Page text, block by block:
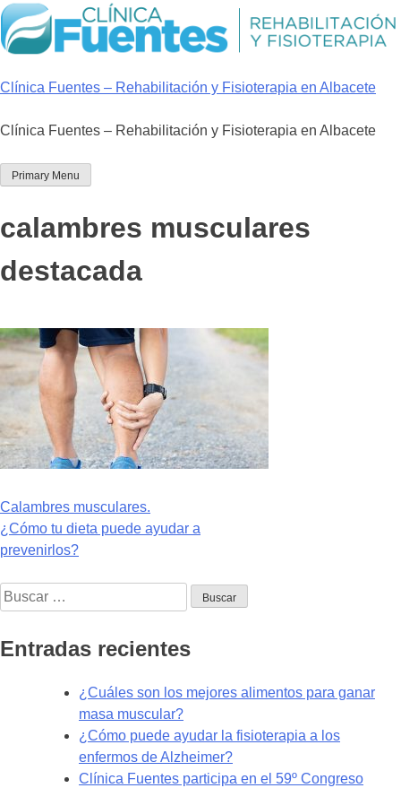
Skip
to
content
Clínica Fuentes – Rehabilitación y Fisioterapia en Albacete
Clínica Fuentes – Rehabilitación y Fisioterapia en Albacete
Primary Menu
calambres musculares
destacada
Navegación
de
Calambres musculares.
¿Cómo tu dieta puede ayudar a
prevenirlos?
Buscar:
Entradas recientes
¿Cuáles son los mejores alimentos para ganar
masa muscular?
¿Cómo puede ayudar la fisioterapia a los
enfermos de Alzheimer?
Clínica Fuentes participa en el 59º Congreso